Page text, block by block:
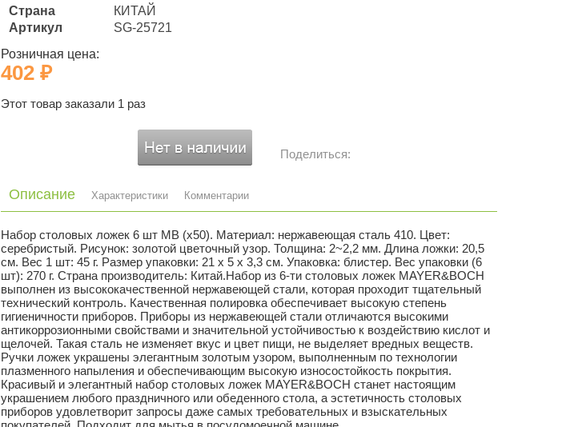
Страна
КИТАЙ
Артикул
SG-25721
Розничная цена:
402 ₽
Этот товар заказали 1 раз
Поделиться:
Описание Характеристики Комментарии
Набор столовых ложек 6 шт MB (х50). Материал: нержавеющая сталь 410. Цвет:
серебристый. Рисунок: золотой цветочный узор. Толщина: 2~2,2 мм. Длина ложки: 20,5
см. Вес 1 шт: 45 г. Размер упаковки: 21 х 5 х 3,3 см. Упаковка: блистер. Вес упаковки (6
шт): 270 г. Страна производитель: Китай.Набор из 6-ти столовых ложек MAYER&BOCH
выполнен из высококачественной нержавеющей стали, которая проходит тщательный
технический контроль. Качественная полировка обеспечивает высокую степень
гигиеничности приборов. Приборы из нержавеющей стали отличаются высокими
антикоррозионными свойствами и значительной устойчивостью к воздействию кислот и
щелочей. Такая сталь не изменяет вкус и цвет пищи, не выделяет вредных веществ.
Ручки ложек украшены элегантным золотым узором, выполненным по технологии
плазменного напыления и обеспечивающим высокую износостойкость покрытия.
Красивый и элегантный набор столовых ложек MAYER&BOCH станет настоящим
украшением любого праздничного или обеденного стола, а эстетичность столовых
приборов удовлетворит запросы даже самых требовательных и взыскательных